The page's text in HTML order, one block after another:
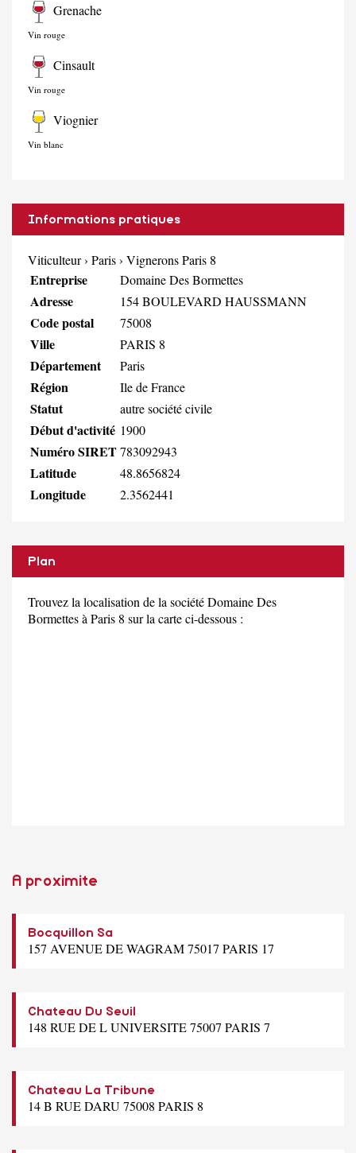
Grenache
Vin rouge
Cinsault
Vin rouge
Viognier
Vin blanc
Informations pratiques
Viticulteur› Paris› Vignerons Paris 8
Entreprise Domaine Des Bormettes
Adresse 154 BOULEVARD HAUSSMANN
Code postal 75008
Ville PARIS 8
Département Paris
Région Ile de France
Statut autre société civile
Début d'activité 1900
Numéro SIRET783092943
Latitude 48.8656824
Longitude 2.3562441
Plan
Trouvez la localisation de la société Domaine Des
Bormettes à Paris 8 sur la carte ci-dessous :
A proximite
Bocquillon Sa
157 AVENUE DE WAGRAM 75017 PARIS 17
Chateau Du Seuil
148 RUE DE L UNIVERSITE 75007 PARIS 7
Chateau La Tribune
14 B RUE DARU 75008 PARIS 8